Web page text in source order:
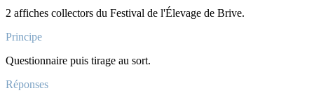
2 affiches collectors du Festival de l'Élevage de Brive.
Principe
Questionnaire puis tirage au sort.
Réponses